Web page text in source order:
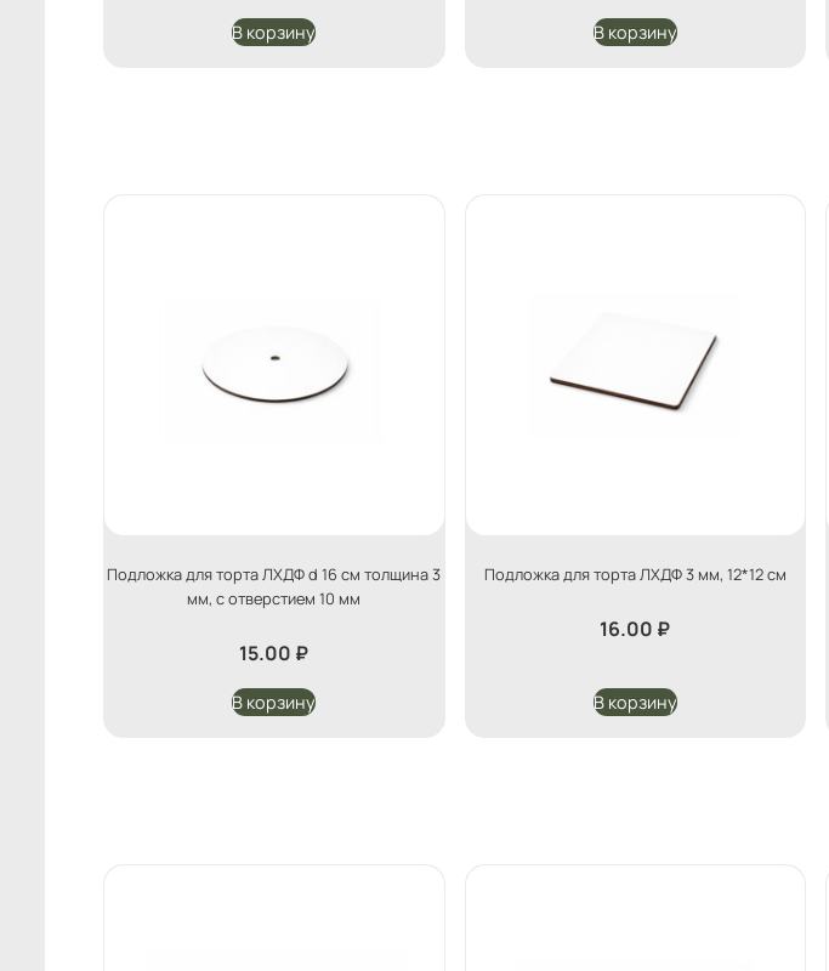
В корзину В корзину
Подложка для торта ЛХДФ d 16 см толщина 3
мм, с отверстием 10 мм
15.00 ₽
В корзину
Подложка для торта ЛХДФ 3 мм, 12*12 см
16.00 ₽
В корзину